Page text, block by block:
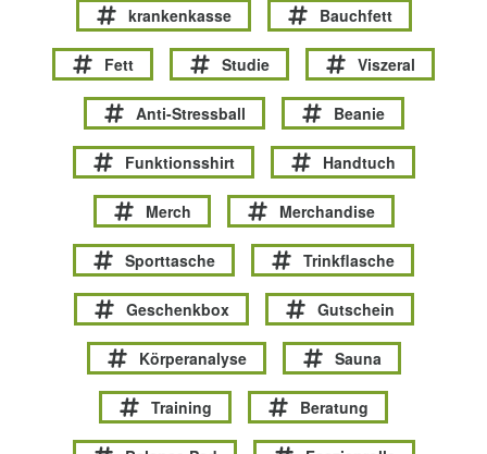
krankenkasse Bauchfett
Fett Studie Viszeral
Anti-Stressball Beanie
Funktionsshirt Handtuch
Merch Merchandise
Sporttasche Trinkflasche
Geschenkbox Gutschein
Körperanalyse Sauna
Training Beratung